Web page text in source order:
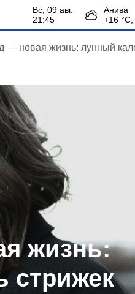
вс, 09 авг.
21:45
Анива
+16 °С,
— новая жизнь: лунный
жизнь:
стрижек